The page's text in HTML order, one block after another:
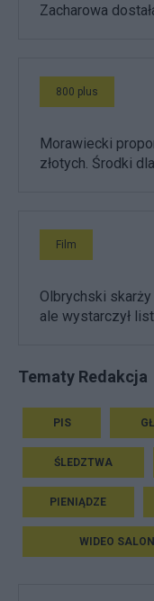
Zacharowa
800 plus
Morawiecki
złotych. Środki
Film
Olbrychski skarży
ale wystarczył
Tematy Redakcja
PIS
ŚLEDZTWA
PIENIĄDZE
WIDEO